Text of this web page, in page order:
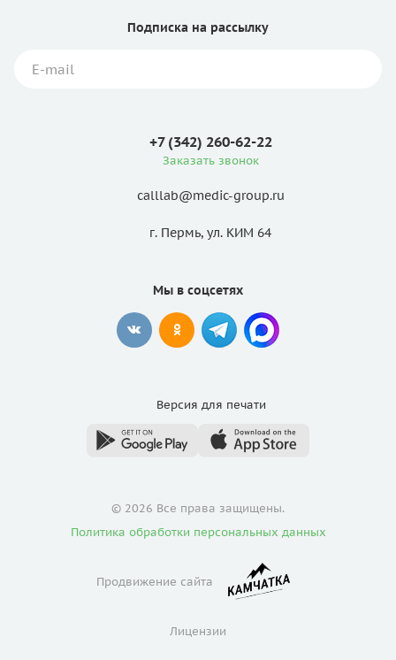
Подписка на рассылку
+7 (342) 260-62-22
Заказать звонок
calllab@medic-group.ru
г. Пермь, ул. КИМ 64
Мы в соцсетях
Версия для печати
© 2026 Все права защищены.
Политика обработки персональных данных
Продвижение сайта
Лицензии